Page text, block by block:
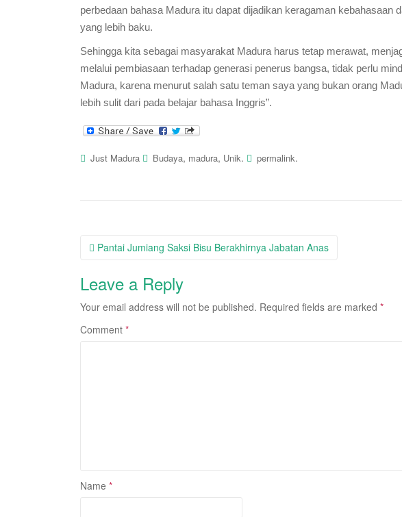
perbedaan bahasa Madura itu dapat dijadikan keragaman kebahasaan
yang lebih baku.
Sehingga kita sebagai masyarakat Madura harus tetap merawat,
melalui pembiasaan terhadap generasi penerus bangsa, tidak perlu
Madura, karena menurut salah satu teman saya yang bukan orang
lebih sulit dari pada belajar bahasa Inggris”.
Just Madura Budaya, madura, Unik. permalink.
Post
Pantai Jumiang Saksi Bisu Berakhirnya Jabatan Anas
Leave a Reply
Your email address will not be published. Required fields are marked *
Comment *
Name *